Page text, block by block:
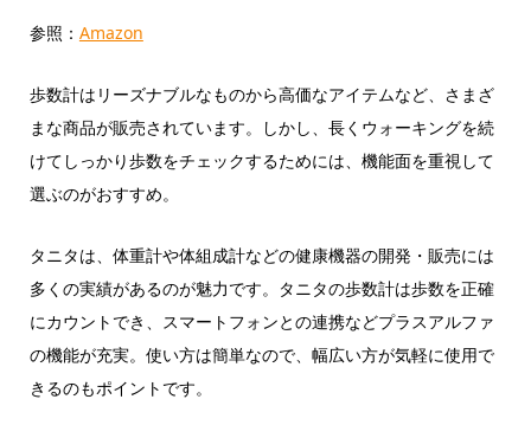
参照： Amazon
歩数計はリーズナブルなものから高価なアイテムなど、さまざ
まな商品が販売されています。しかし、長くウォーキングを続
けてしっかり歩数をチェックするためには、機能面を重視して
選ぶのがおすすめ。
タニタは、体重計や体組成計などの健康機器の開発・販売には
多くの実績があるのが魅力です。タニタの歩数計は歩数を正確
にカウントでき、スマートフォンとの連携などプラスアルファ
の機能が充実。使い方は簡単なので、幅広い方が気軽に使用で
きるのもポイントです。